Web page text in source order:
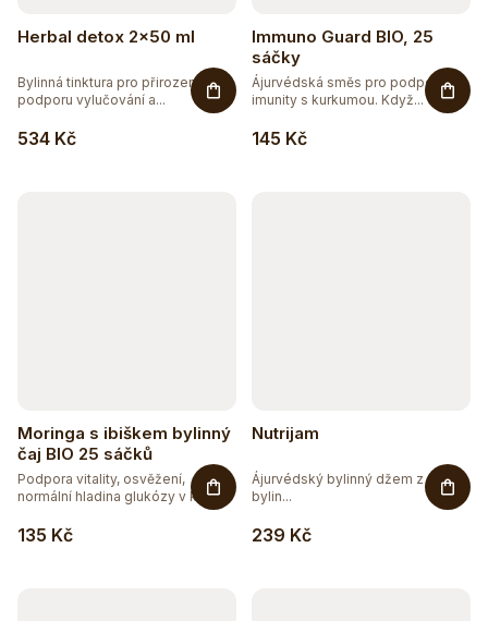
Herbal detox 2x50 ml
534 Kč
Bylinná tinktura pro přirozenou
podporu vylučování a...
Immuno Guard BIO, 25
sáčky
145 Kč
Ájurvédská směs pro podporu
imunity s kurkumou. Když...
Moringa s ibiškem bylinný
čaj BIO 25 sáčků
135 Kč
Podpora vitality, osvěžení,
normální hladina glukózy v krvi....
Nutrijam
239 Kč
Ájurvédský bylinný džem z 15
bylin...